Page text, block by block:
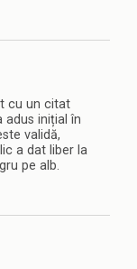
cu un citat
adus inițial în
validă,
a dat liber la
pe alb.